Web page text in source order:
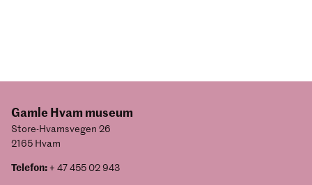
Gamle Hvam museum
Store-Hvamsvegen 26
2165 Hvam
Telefon:+ 47 455 02 943